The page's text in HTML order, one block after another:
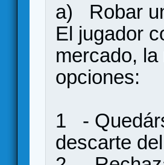
a) Robar
El jugador
mercado,
opciones:
1 -
descarte